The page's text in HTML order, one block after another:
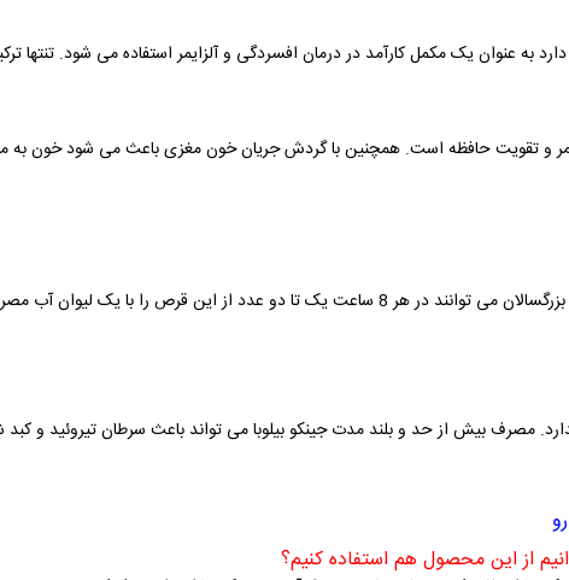
به عنوان یک مکمل کارآمد در درمان افسردگی و آلزایمر استفاده می شود. تنتها
و تقویت حافظه است. همچنین با گردش جریان خون مغزی باعث می شود خون به
عدد از این قرص را با یک لیوان آب مصرف کنند.
مصرف بیش از حد و بلند مدت جینکو بیلوبا می تواند باعث سرطان تیروئید و